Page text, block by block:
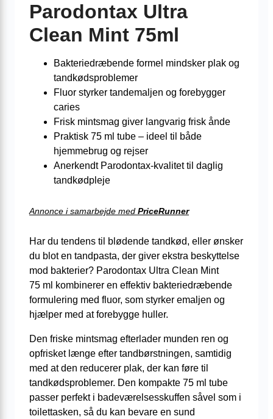
Parodontax Ultra
Clean Mint 75ml
Bakteriedræbende formel mindsker plak og
tandkødsproblemer
Fluor styrker tandemaljen og forebygger
caries
Frisk mintsmag giver langvarig frisk ånde
Praktisk 75 ml tube – ideel til både
hjemmebrug og rejser
Anerkendt Parodontax-kvalitet til daglig
tandkødpleje
Annonce i samarbejde med PriceRunner
Har du tendens til blødende tandkød, eller ønsker
du blot en tandpasta, der giver ekstra beskyttelse
mod bakterier? Parodontax Ultra Clean Mint
75 ml kombinerer en effektiv bakteriedræbende
formulering med fluor, som styrker emaljen og
hjælper med at forebygge huller.
Den friske mintsmag efterlader munden ren og
opfrisket længe efter tandbørstningen, samtidig
med at den reducerer plak, der kan føre til
tandkødsproblemer. Den kompakte 75 ml tube
passer perfekt i badeværelsesskuffen såvel som i
toilettasken, så du kan bevare en sund